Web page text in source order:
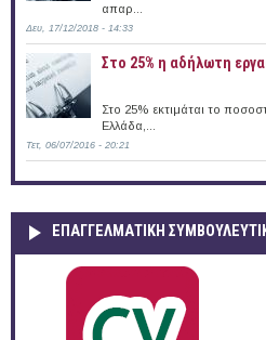
απαρ...
Δευ, 17/12/2018 - 14:33
Στο 25% η αδήλωτη
Στο 25% εκτιμάται το
Ελλάδα,...
Τετ, 06/07/2016 - 20:21
ΕΠΑΓΓΕΛΜΑΤΙΚΉ